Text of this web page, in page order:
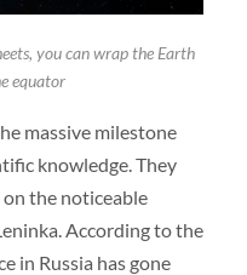
you can wrap the Earth
equator
massive milestone
knowledge. They
the noticeable
According to the
in Russia has gone